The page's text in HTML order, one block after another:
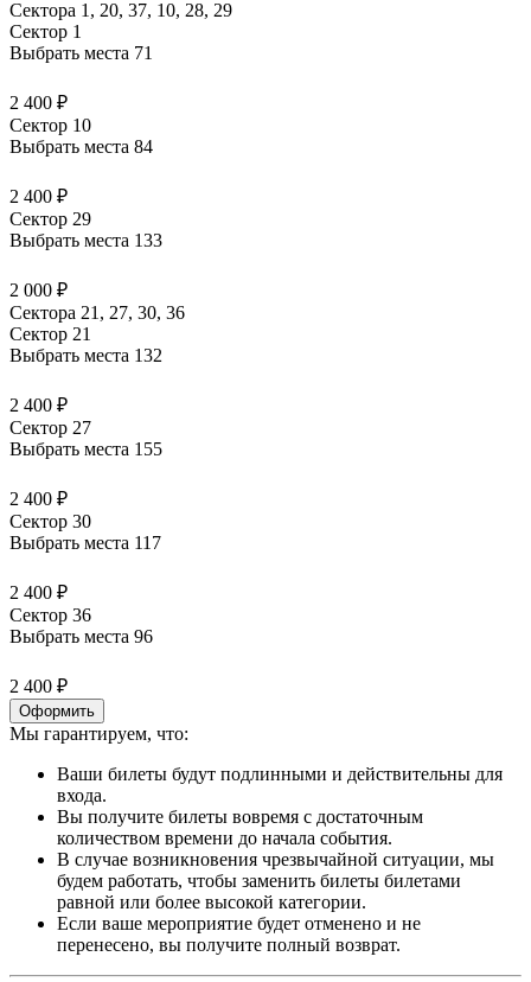
Сектора 1, 20, 37, 10, 28, 29
Сектор 1
Выбрать места 71
2 400 ₽
Сектор 10
Выбрать места 84
2 400 ₽
Сектор 29
Выбрать места 133
2 000 ₽
Сектора 21, 27, 30, 36
Сектор 21
Выбрать места 132
2 400 ₽
Сектор 27
Выбрать места 155
2 400 ₽
Сектор 30
Выбрать места 117
2 400 ₽
Сектор 36
Выбрать места 96
2 400 ₽
Оформить
Мы гарантируем, что:
Ваши билеты будут подлинными и действительны для
входа.
Вы получите билеты вовремя с достаточным
количеством времени до начала события.
В случае возникновения чрезвычайной ситуации, мы
будем работать, чтобы заменить билеты билетами
равной или более высокой категории.
Если ваше мероприятие будет отменено и не
перенесено, вы получите полный возврат.